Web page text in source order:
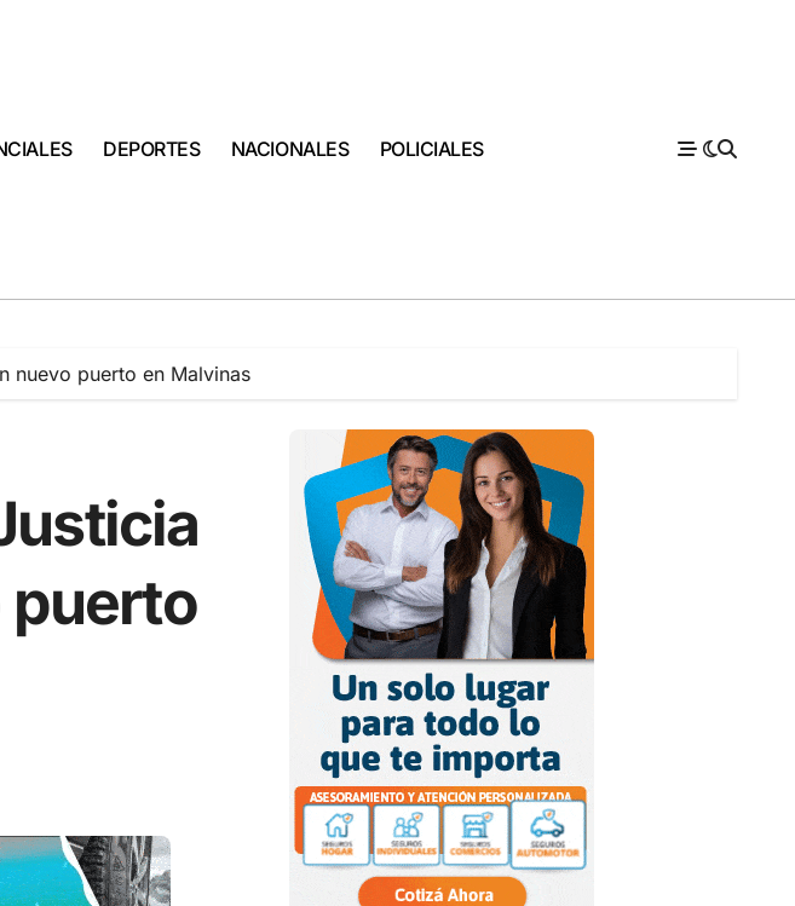
DEPORTES NACIONALES POLICIALES
nuevo puerto en Malvinas
puerto